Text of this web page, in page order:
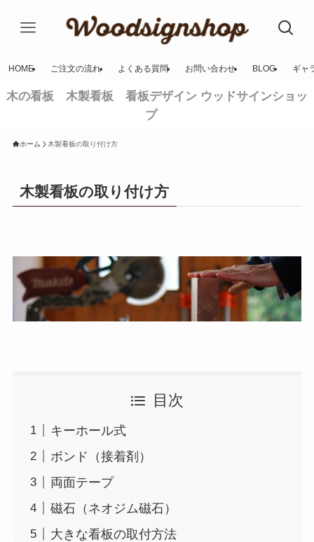
HOME ご注文の流れ よくある質問 お問い合わせ BLOG ギャ
木の看板 木製看板 看板デザイン ウッドサインショッ
プ
ホーム 木製看板の取り付け方
木製看板の取り付け方
目次
キーホール式
ボンド（接着剤）
両面テープ
磁石（ネオジム磁石）
大きな看板の取付方法